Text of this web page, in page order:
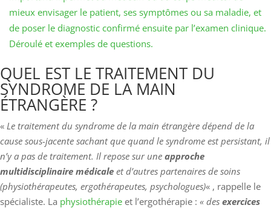
mieux envisager le patient, ses symptômes ou sa maladie, et
de poser le diagnostic confirmé ensuite par l’examen clinique.
Déroulé et exemples de questions.
QUEL EST LE TRAITEMENT DU
SYNDROME DE LA MAIN
ÉTRANGÈRE ?
« Le traitement du syndrome de la main étrangère dépend de la
cause sous-jacente sachant que quand le syndrome est persistant, il
n’y a pas de traitement. Il repose sur une approche
multidisciplinaire médicale et d’autres partenaires de soins
(physiothérapeutes, ergothérapeutes, psychologues)« , rappelle le
spécialiste. La physiothérapie et l’ergothérapie : « des exercices